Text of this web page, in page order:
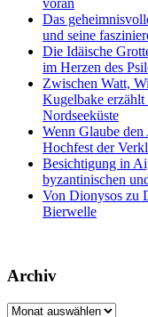
Das
und seine
Die Idäische
im Herzen des
Zwischen Watt,
Kugelbake erzählt
Nordseeküste
Wenn Glaube
Hochfest der
Besichtigung in
byzantinischen
Von Dionysos zu
Bierwelle
Archiv
Archiv